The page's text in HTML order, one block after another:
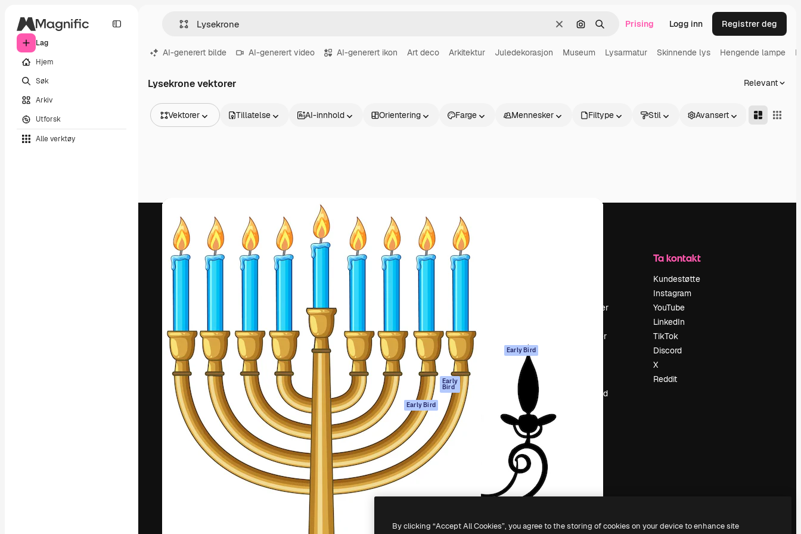
Lag
Hjem
Søk
Arkiv
Utforsk
Alle verktøy
Slett Søk etter bilde
Søk Prising Logg inn Registrer deg
AI-generert bilde AI-generert video AI-generert ikon Art deco Arkitektur Juledekorasjon Museum Lysarmatur Skinnende lys Hengende lampe
Lysekrone vektorer Relevant
Vektorer
Videoer
Bevegelsesgrafikk
Videomaler
Ikoner
3D-modeller
Skrifter
Tillatelse AI-innhold Orientering Farge Mennesker Filtype Stil Avansert
Den kreative plattformen for å lede ditt
beste arbeid. Mer enn 1 million abonnenter
blant kreative, selskaper, byråer og studioer.
Norsk bokmål
Produkter
AI-videogenerator
AI-
stemmegenerator
Arkivinnhold
MCP for
Claude/ChatGPT
Early
Bird
Agenter Early Bird
API
Mobilapp
Alle Magnific-
verktøy
Kom i gang
Personvernerklæring
Originaler
Early Bird
Retningslinjer for
informasjonskapsler
Tillitssenter
For bedrifter
Anmeldelser
Søketrender
Selg innhold
Ta kontakt
Kundestøtte
Instagram
YouTube
LinkedIn
TikTok
Discord
X
Reddit
Freepik Company S.L.U. Alle rettigheter forbeholdt.
By clicking “Accept All Cookies”, you agree to the storing of cookies on your device to enhance site